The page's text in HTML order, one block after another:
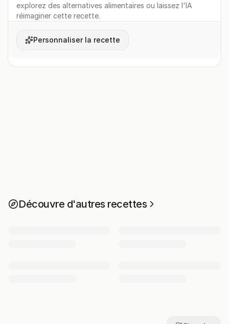
explorez des alternatives alimentaires ou laissez l'IA
réimaginer cette recette.
Personnaliser la recette
Découvre d'autres recettes